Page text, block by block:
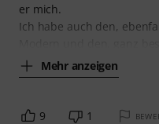
er mich.
Ich habe auch den,
Mehr anzeigen
9 1